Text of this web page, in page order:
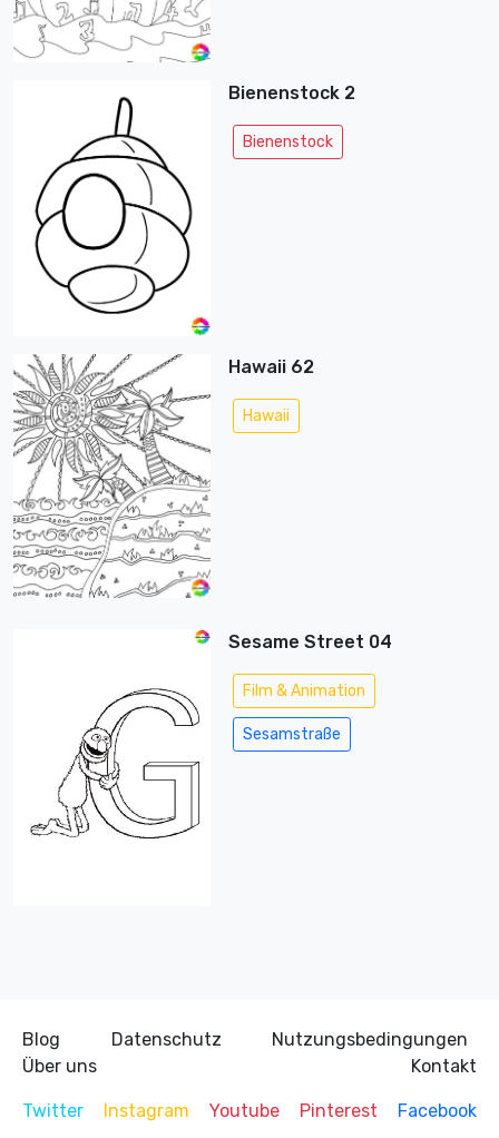
Bienenstock 2
Bienenstock
Hawaii 62
Hawaii
Sesame Street 04
Film & Animation
Sesamstraße
Blog Datenschutz
Nutzungsbedingungen
Über uns
Kontakt
Twitter Instagram Youtube Pinterest Facebook